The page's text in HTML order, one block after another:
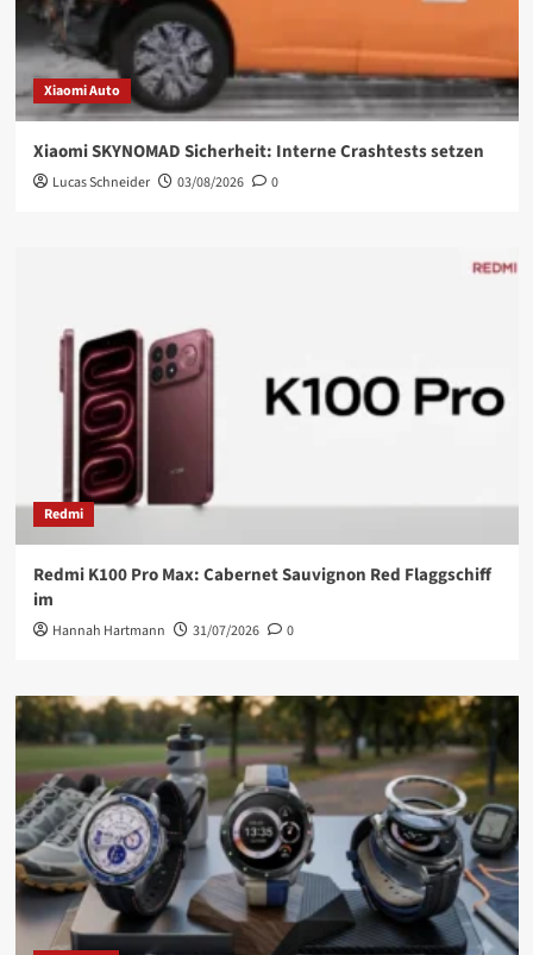
Xiaomi Auto
Xiaomi SKYNOMAD Sicherheit: Interne Crashtests setzen
Lucas Schneider 03/08/2026 0
Redmi
Redmi K100 Pro Max: Cabernet Sauvignon Red Flaggschiff
im
Hannah Hartmann 31/07/2026 0